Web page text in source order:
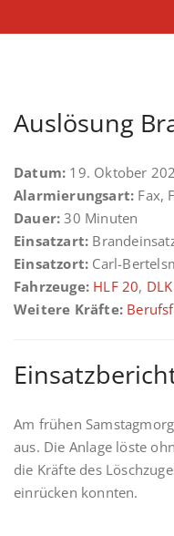
Auslösung
Datum: 19. Oktober
Alarmierungsart: Fax,
Dauer: 30 Minuten
Einsatzart:
Einsatzort: Carl-
Fahrzeuge: HLF 20,
Weitere Kräfte:
Am frühen
aus. Die Anlage löste
die Kräfte des
einrücken konnten.